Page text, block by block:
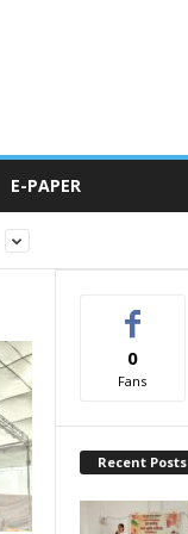
E-PAPER
0
Fans
Recent Posts